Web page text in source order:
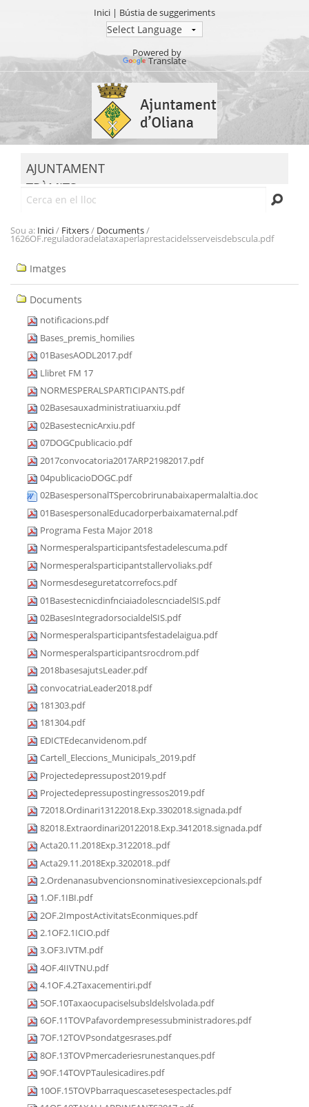
Inici | Bústia de suggeriments
Powered by
Translate
contingut.
Salta
AJUNTAMENT
TRÀMITS
SEU ELECTRÒNICA
TRANSPARÈNCIA
Sou a: Inici/ Fitxers/ Documents/
1626OF.reguladoradelataxaperlaprestacidelsserveisdebscula.pdf
Navegació
Imatges
Documents
notificacions.pdf
Bases_premis_homilies
01BasesAODL2017.pdf
Llibret FM 17
NORMESPERALSPARTICIPANTS.pdf
02Basesauxadministratiuarxiu.pdf
02BasestecnicArxiu.pdf
07DOGCpublicacio.pdf
2017convocatoria2017ARP21982017.pdf
04publicacioDOGC.pdf
02BasespersonalTSpercobrirunabaixapermalaltia.doc
01BasespersonalEducadorperbaixamaternal.pdf
Programa Festa Major 2018
Normesperalsparticipantsfestadelescuma.pdf
Normesperalsparticipantstallervoliaks.pdf
Normesdeseguretatcorrefocs.pdf
01BasestecnicdinfnciaiadolescnciadelSIS.pdf
02BasesIntegradorsocialdelSIS.pdf
Normesperalsparticipantsfestadelaigua.pdf
Normesperalsparticipantsrocdrom.pdf
2018basesajutsLeader.pdf
convocatriaLeader2018.pdf
181303.pdf
181304.pdf
EDICTEdecanvidenom.pdf
Cartell_Eleccions_Municipals_2019.pdf
Projectedepressupost2019.pdf
Projectedepressupostingressos2019.pdf
72018.Ordinari13122018.Exp.3302018.signada.pdf
82018.Extraordinari20122018.Exp.3412018.signada.pdf
Acta20.11.2018Exp.3122018..pdf
Acta29.11.2018Exp.3202018..pdf
2.Ordenanasubvencionsnominativesiexcepcionals.pdf
1.OF.1IBI.pdf
2OF.2ImpostActivitatsEconmiques.pdf
2.1OF2.1ICIO.pdf
3.OF3.IVTM.pdf
4OF.4IIVTNU.pdf
4.1OF.4.2Taxacementiri.pdf
5OF.10Taxaocupaciselsubsldelslvolada.pdf
6OF.11TOVPafavordempresessubministradores.pdf
7OF.12TOVPsondatgesrases.pdf
8OF.13TOVPmercaderiesrunestanques.pdf
9OF.14TOVPTaulesicadires.pdf
10OF.15TOVPbarraquescasetesespectacles.pdf